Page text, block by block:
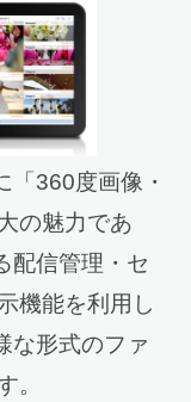
「360度画像・
の魅力であ
配信管理・セ
機能を利用し
な形式のファ
。